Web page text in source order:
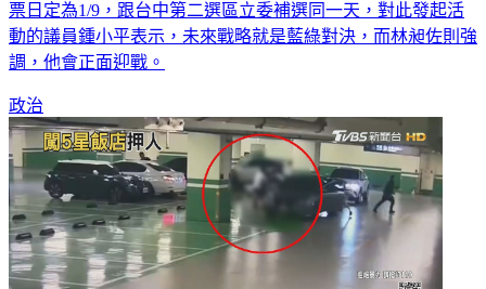
票日定為1/9，跟台中第二選區立委補選同一天，對此發起活
動的議員鍾小平表示，未來戰略就是藍綠對決，而林昶佐則強
調，他會正面迎戰。
政治